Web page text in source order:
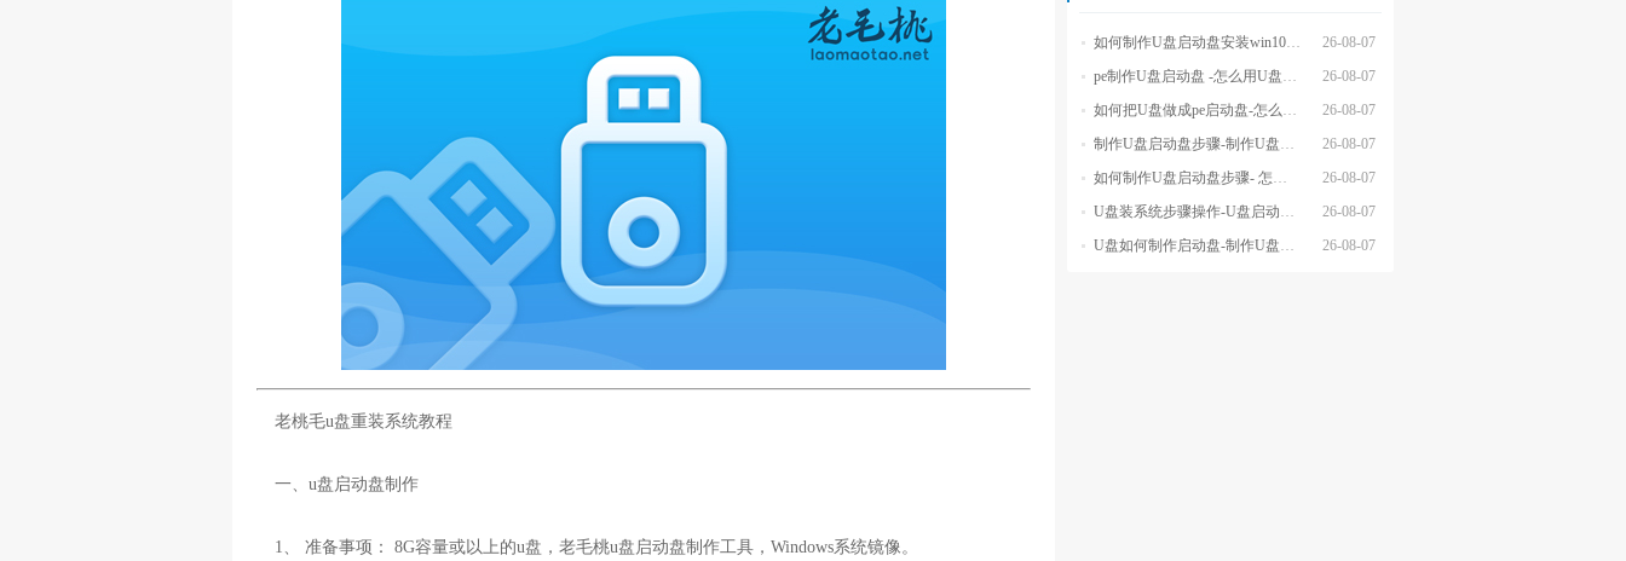
老桃毛u盘重装系统教程
一、u盘启动盘制作
1、 准备事项： 8G容量或以上的u盘，老毛桃u盘启动盘制作工具，Windows系统镜像。
26-08-07
如何制作U盘启动盘安装win10系统-怎么制作U盘启动盘安装win10系
26-08-07
pe制作U盘启动盘 -怎么用U盘制作pe系统启动盘
26-08-07
如何把U盘做成pe启动盘-怎么把U盘做成pe启动盘
26-08-07
制作U盘启动盘步骤-制作U盘启动盘详细方法
26-08-07
如何制作U盘启动盘步骤- 怎么制作U盘启动盘步骤
26-08-07
U盘装系统步骤操作-U盘启动重装系统步骤
26-08-07
U盘如何制作启动盘-制作U盘启动盘重装